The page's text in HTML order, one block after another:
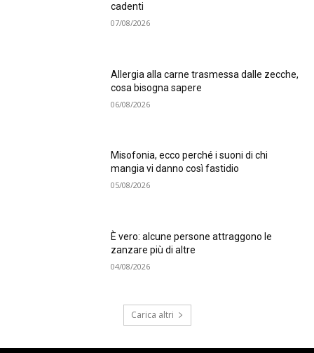
cadenti
07/08/2026
Allergia alla carne trasmessa dalle zecche,
cosa bisogna sapere
06/08/2026
Misofonia, ecco perché i suoni di chi
mangia vi danno così fastidio
05/08/2026
È vero: alcune persone attraggono le
zanzare più di altre
04/08/2026
Carica altri